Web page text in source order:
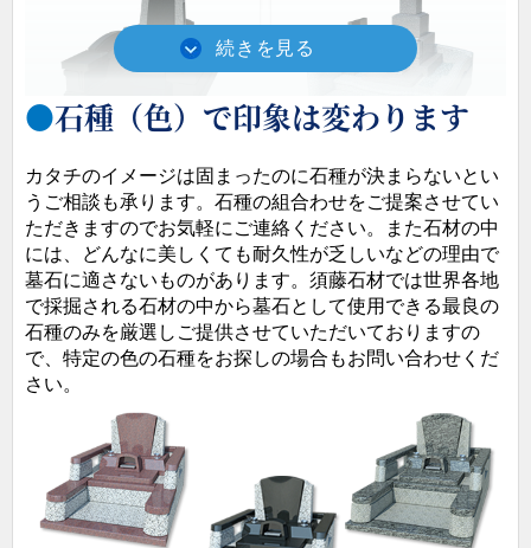
重厚感と品格を表現。洗
練された、心を落ち着か
せるデザインです。
伝統的な和型墓石にも合
うよう、全体に柔らかさ
を纏ったシンプルなデザ
インに仕上げました。
竿石・中台・香炉部分を
先祖に寄り添い支えあう
石種（色）で印象は変わります
カタチのイメージは固まったのに石種が決まらないとい
うご相談も承ります。石種の組合わせをご提案させてい
ただきますのでお気軽にご連絡ください。また石材の中
には、どんなに美しくても耐久性が乏しいなどの理由で
墓石に適さないものがあります。須藤石材では世界各地
で採掘される石材の中から墓石として使用できる最良の
石種のみを厳選しご提供させていただいておりますの
で、特定の色の石種をお探しの場合もお問い合わせくだ
さい。